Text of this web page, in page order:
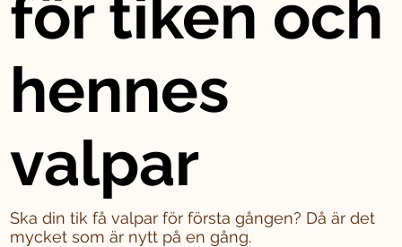
för tiken och
hennes
valpar
Ska din tik få valpar för första gången? Då är det
mycket som är nytt på en gång.